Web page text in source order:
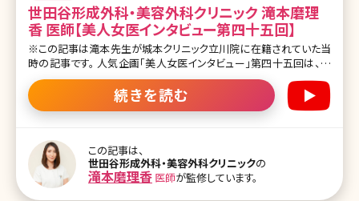
世田谷形成外科・美容外科クリニック 滝本磨理
香 医師【美人女医インタビュー第四十五回】
※この記事は滝本先生が城本クリニック立川院に在籍されていた当
時の記事です。 人気企画「美人女医インタビュー」第四十五回は、全
国25院を展開、30年以上の歴史がある城本クリニック立川院の滝本
磨理香（たきもとまりか）先生です。 医師として目指しているのは「患
者さんに寄り添う医師」。その理由は10代の頃にさかのぼります。 大
ケアでは患者さんの人気も高いそう。 インタビュー中の優しい雰囲気
が親近感をグッと増し、モデル顔負けの高身長の滝本先生に、美容医
療への想い、プライベートなどたくさん話していただきました! 目次 ・
医師を志した理由 ・大学卒業後の経歴 ・美容医療を志した理由 ・得
続きを読む
この記事は、
世田谷形成外科・美容外科クリニックの
滝本磨理香 医師が監修しています。